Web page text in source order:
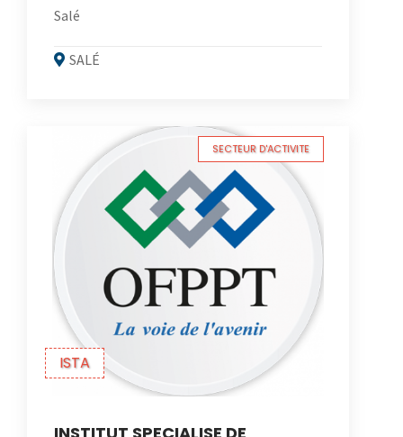
Salé
SALÉ
ISTA
SECTEUR D'ACTIVITE